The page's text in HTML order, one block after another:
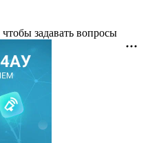
чтобы задавать вопросы